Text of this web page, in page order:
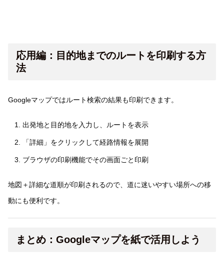
応用編：目的地までのルートを印刷する方
法
Googleマップではルート検索の結果も印刷できます。
出発地と目的地を入力し、ルートを表示
「詳細」をクリックして経路情報を展開
ブラウザの印刷機能でその画面ごと印刷
地図＋詳細な道順が印刷されるので、道に迷いやすい場所への移
動にも便利です。
まとめ：Googleマップを紙で活用しよう